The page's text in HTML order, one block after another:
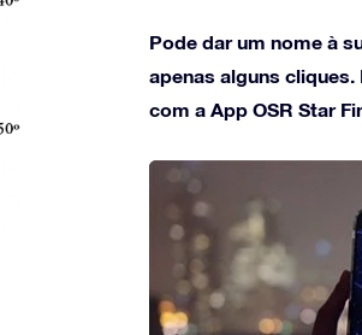
Pode dar um nome à
apenas alguns
com a App OSR Star